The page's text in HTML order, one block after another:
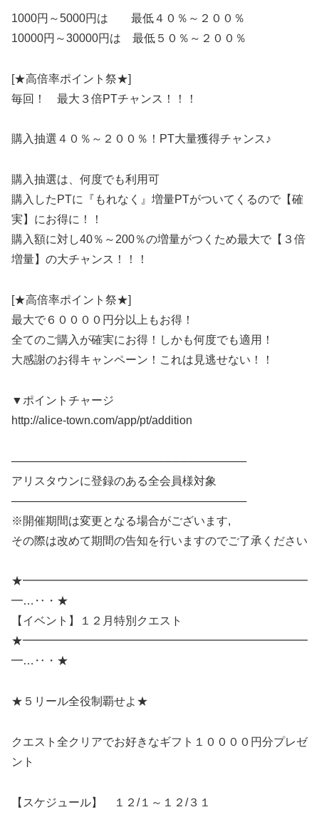
1000円～5000円は 最低４０％～２００％
10000円～30000円は 最低５０％～２００％
[★高倍率ポイント祭★]
毎回！ 最大３倍PTチャンス！！！
購入抽選４０％～２００％！PT大量獲得チャンス♪
購入抽選は、何度でも利用可
購入したPTに『もれなく』増量PTがついてくるので【確
実】にお得に！！
購入額に対し40％～200％の増量がつくため最大で【３倍
増量】の大チャンス！！！
[★高倍率ポイント祭★]
最大で６００００円分以上もお得！
全てのご購入が確実にお得！しかも何度でも適用！
大感謝のお得キャンペーン！これは見逃せない！！
▼ポイントチャージ
http://alice-town.com/app/pt/addition
──────────────────────────────
アリスタウンに登録のある全会員様対象
──────────────────────────────
※開催期間は変更となる場合がございます,
その際は改めて期間の告知を行いますのでご了承ください
★━━━━━━━━━━━━━━━━━━━━━━━━━
━…‥・★
【イベント】１２月特別クエスト
★━━━━━━━━━━━━━━━━━━━━━━━━━
━…‥・★
★５リール全役制覇せよ★
クエスト全クリアでお好きなギフト１００００円分プレゼ
ント
【スケジュール】 １２/１～１２/３１